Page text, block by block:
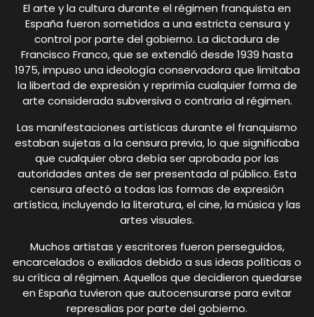
El arte y la cultura durante el régimen franquista en
España fueron sometidos a una estricta censura y
control por parte del gobierno. La dictadura de
Francisco Franco, que se extendió desde 1939 hasta
1975, impuso una ideología conservadora que limitaba
la libertad de expresión y reprimía cualquier forma de
arte considerada subversiva o contraria al régimen.
Las manifestaciones artísticas durante el franquismo
estaban sujetas a la censura previa, lo que significaba
que cualquier obra debía ser aprobada por las
autoridades antes de ser presentada al público. Esta
censura afectó a todas las formas de expresión
artística, incluyendo la literatura, el cine, la música y las
artes visuales.
Muchos artistas y escritores fueron perseguidos,
encarcelados o exiliados debido a sus ideas políticas o
su crítica al régimen. Aquellos que decidieron quedarse
en España tuvieron que autocensurarse para evitar
represalias por parte del gobierno.